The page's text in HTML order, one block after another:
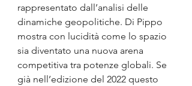
rappresentato dall’analisi delle
dinamiche geopolitiche. Di Pippo
mostra con lucidità come lo spazio
sia diventato una nuova arena
competitiva tra potenze globali. Se
già nell’edizione del 2022 questo